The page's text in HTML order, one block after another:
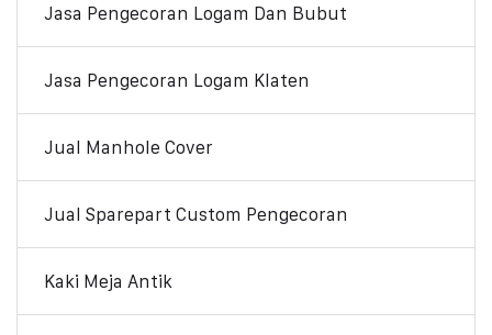
Jasa Pengecoran Logam Dan Bubut
Jasa Pengecoran Logam Klaten
Jual Manhole Cover
Jual Sparepart Custom Pengecoran
Kaki Meja Antik